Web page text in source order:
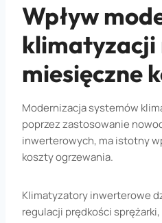
Wpływ
klimatyzacji
miesięczne
Modernizacja systemów
poprzez zastosowanie
inwerterowych, ma istotny
koszty ogrzewania.
Klimatyzatory inwerterowe
regulacji prędkości